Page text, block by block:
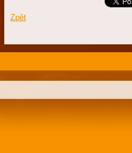
Zpět